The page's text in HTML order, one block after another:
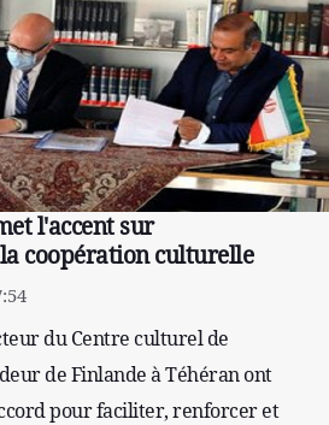
l'accent sur
coopération culturelle
du Centre culturel de
de Finlande à Téhéran ont
pour faciliter, renforcer et